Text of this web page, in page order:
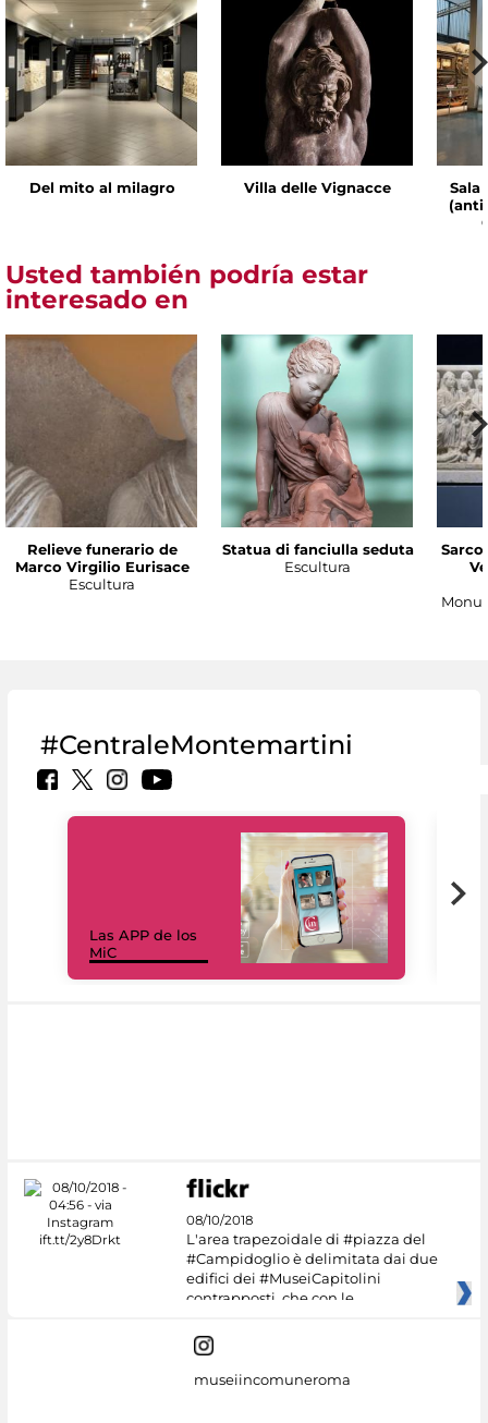
Del mito al milagro Villa delle Vignacce
Sala
Usted también podría estar
interesado en
Relieve funerario de
Marco Virgilio Eurisace
Escultura
Statua di fanciulla seduta
Escultura
#CentraleMontemartini
Las APP de los
MiC
08/10/2018
L'area trapezoidale di #piazza del
#Campidoglio è delimitata dai due
edifici dei #MuseiCapitolini
contrapposti, che con le
museiincomuneroma